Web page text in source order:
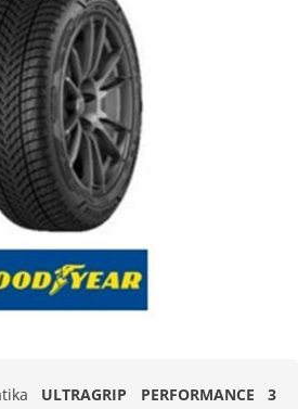
ULTRAGRIP PERFORMANCE 3